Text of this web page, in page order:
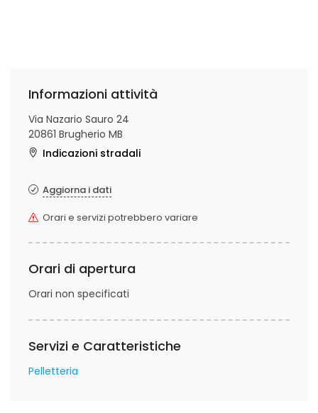
Informazioni attività
Via Nazario Sauro 24
20861 Brugherio MB
Indicazioni stradali
Aggiorna i dati
Orari e servizi potrebbero variare
Orari di apertura
Orari non specificati
Servizi e Caratteristiche
Pelletteria